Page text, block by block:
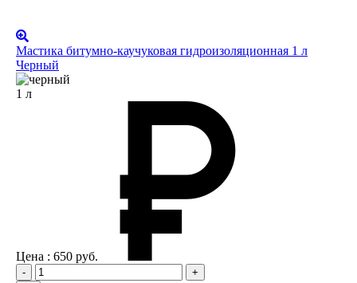
Мастика битумно-каучуковая гидроизоляционная 1 л
Черный
1 л
Цена : 650 руб.
- +